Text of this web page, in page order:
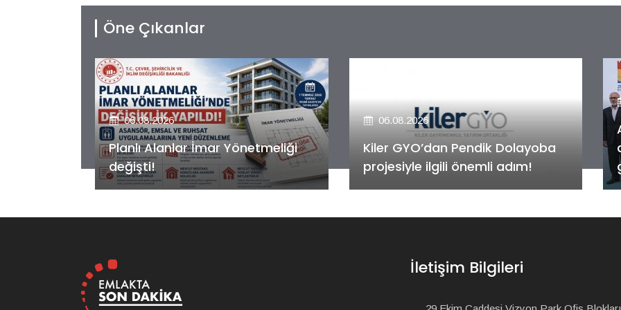
Öne Çıkanlar
06.08.2026
Kiler GYO’dan Pendik Dolayoba
projesiyle ilgili önemli adım!
06.08.2026
Alya Merkezefendi Konutları'nın
anahtar teslim töreni
gerçekleştirildi!
İletişim Bilgileri